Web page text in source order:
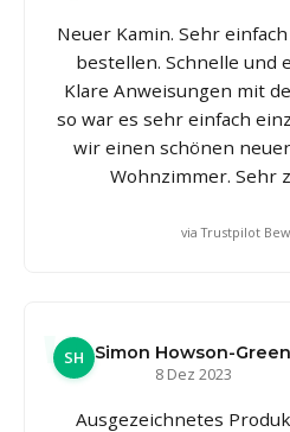
Neuer Kamin. Sehr
bestellen. Schnelle und
Klare Anweisungen mit
so war es sehr einfach
wir einen schönen
Wohnzimmer. Sehr
via Trustpilot
SH Simon Howson-Green
8 Dez 2023
Ausgezeichnetes